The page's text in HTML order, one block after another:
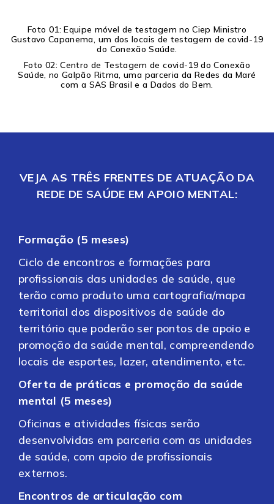
Foto 01: Equipe móvel de testagem no Ciep Ministro
Gustavo Capanema, um dos locais de testagem de covid-19
do Conexão Saúde.
Foto 02: Centro de Testagem de covid-19 do Conexão
Saúde, no Galpão Ritma, uma parceria da Redes da Maré
com a SAS Brasil e a Dados do Bem.
VEJA AS TRÊS FRENTES DE ATUAÇÃO DA
REDE DE SAÚDE EM APOIO MENTAL:
Formação (5 meses)
Ciclo de encontros e formações para
profissionais das unidades de saúde, que
terão como produto uma cartografia/mapa
territorial dos dispositivos de saúde do
território que poderão ser pontos de apoio e
promoção da saúde mental, compreendendo
locais de esportes, lazer, atendimento, etc.
Oferta de práticas e promoção da saúde
mental (5 meses)
Oficinas e atividades físicas serão
desenvolvidas em parceria com as unidades
de saúde, com apoio de profissionais
externos.
Encontros de articulação com